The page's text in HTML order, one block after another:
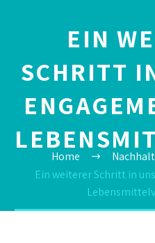
EIN
SCHRITT
Home
Ein weiterer Schritt in